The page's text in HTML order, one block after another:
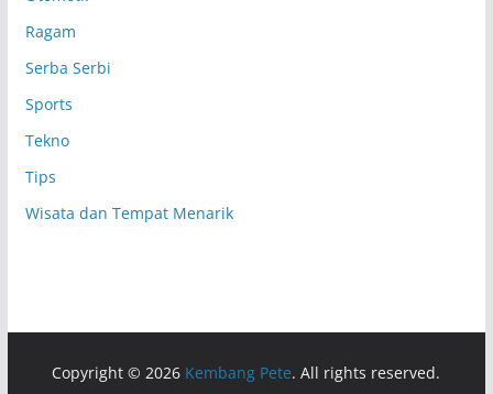
Ragam
Serba Serbi
Sports
Tekno
Tips
Wisata dan Tempat Menarik
Copyright © 2026 Kembang Pete. All rights reserved.